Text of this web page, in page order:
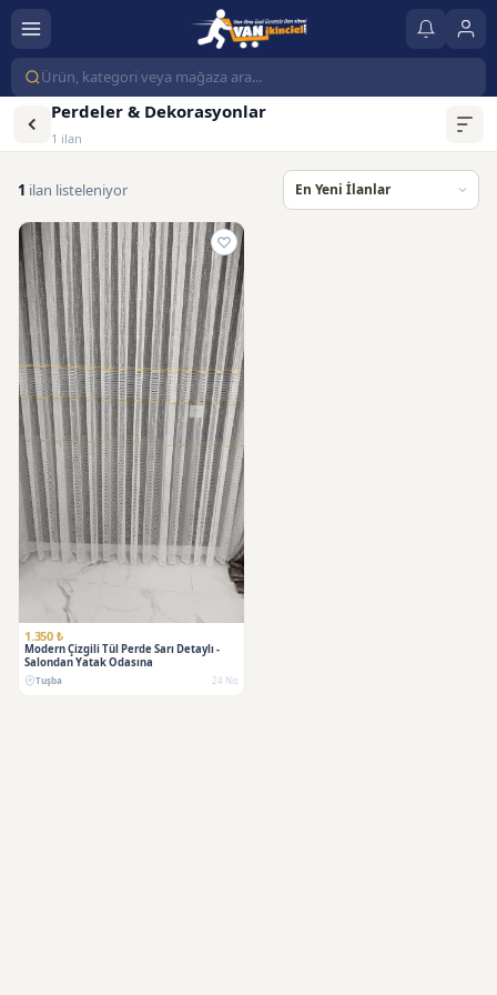
Perdeler & Dekorasyonlar
1 ilan
1 ilan listeleniyor
1.350 ₺
Modern Çizgili Tül Perde Sarı Detaylı -
Salondan Yatak Odasına
Tuşba 24 Nis